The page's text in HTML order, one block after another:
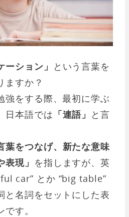
ーション」 という言葉を
ますか？
強をする際、最初に学ぶ
日本語では 「連語」 と言
葉をつなげ、新たな意味
現」 を指しますが、英
car” とか “big table”
と名詞をセットにした表
す。